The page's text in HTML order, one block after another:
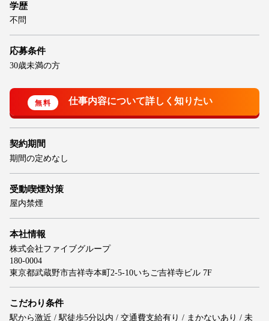
学歴
不問
応募条件
30歳未満の方
契約期間
期間の定めなし
受動喫煙対策
屋内禁煙
本社情報
株式会社ファイブグループ
180-0004
東京都武蔵野市吉祥寺本町2-5-10いちご吉祥寺ビル 7F
こだわり条件
駅から激近 / 駅徒歩5分以内 / 交通費支給有り / まかないあり / 未